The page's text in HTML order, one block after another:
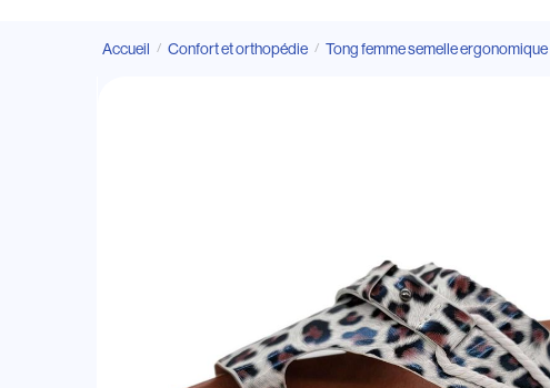
Accueil / Confort et orthopédie / Tong femme semelle ergonomique